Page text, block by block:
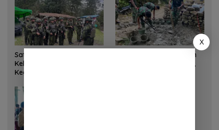
Satgas Yonif 645 GTY Pos
Kelila Laksanakan
Kegiatan Teritorial
Tokoh Adat dan Lurah
Satgas Bakti TNI Bangun
Jembatan Beton di Nias,
X